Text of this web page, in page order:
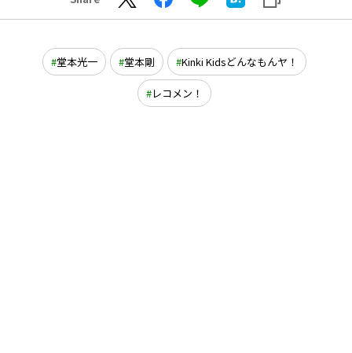
堂本光一 堂本剛 Kinki Kidsどんなもんヤ！
レコメン！